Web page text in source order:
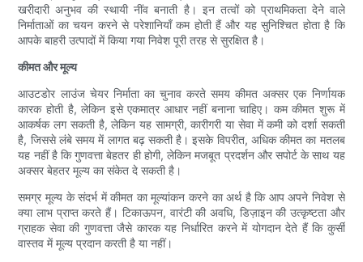
खरीदारी अनुभव की स्थायी नींव बनाती है। इन तत्वों को प्राथमिकता देने वाले
निर्माताओं का चयन करने से परेशानियाँ कम होती हैं और यह सुनिश्चित होता है कि
आपके बाहरी उत्पादों में किया गया निवेश पूरी तरह से सुरक्षित है।
कीमत और मूल्य
आउटडोर लाउंज चेयर निर्माता का चुनाव करते समय कीमत अक्सर एक निर्णायक
कारक होती है, लेकिन इसे एकमात्र आधार नहीं बनाना चाहिए। कम कीमत शुरू में
आकर्षक लग सकती है, लेकिन यह सामग्री, कारीगरी या सेवा में कमी को दर्शा सकती
है, जिससे लंबे समय में लागत बढ़ सकती है। इसके विपरीत, अधिक कीमत का मतलब
यह नहीं है कि गुणवत्ता बेहतर ही होगी, लेकिन मजबूत प्रदर्शन और सपोर्ट के साथ यह
अक्सर बेहतर मूल्य का संकेत दे सकती है।
समग्र मूल्य के संदर्भ में कीमत का मूल्यांकन करने का अर्थ है कि आप अपने निवेश से
क्या लाभ प्राप्त करते हैं। टिकाऊपन, वारंटी की अवधि, डिज़ाइन की उत्कृष्टता और
ग्राहक सेवा की गुणवत्ता जैसे कारक यह निर्धारित करने में योगदान देते हैं कि कुर्सी
वास्तव में मूल्य प्रदान करती है या नहीं।